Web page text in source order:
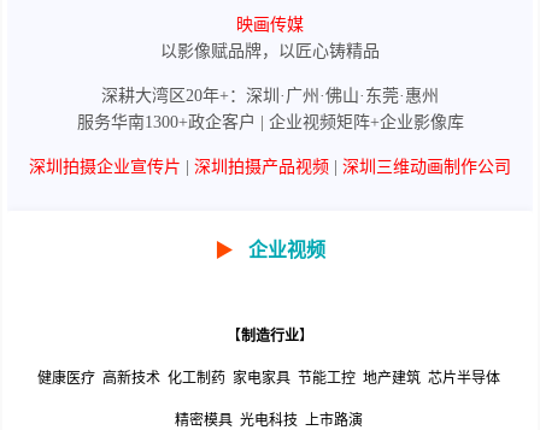
映画传媒
以影像赋品牌，以匠心铸精品
深耕大湾区20年+：深圳·广州·佛山·东莞·惠州
服务华南1300+政企客户 | 企业视频矩阵+企业影像库
深圳拍摄企业宣传片 深圳拍摄产品视频 深圳三维动画制作公司
▶ 企业视频
【制造行业】
健康医疗 高新技术 化工制药 家电家具 节能工控 地产建筑 芯片半导体
精密模具 光电科技 上市路演